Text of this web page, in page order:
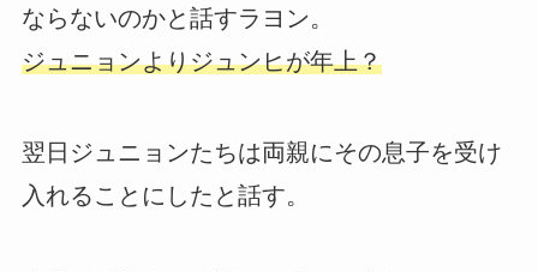
ならないのかと話すラヨン。
ジュニョンよりジュンヒが年上？
翌日ジュニョンたちは両親にその息子を受け
入れることにしたと話す。